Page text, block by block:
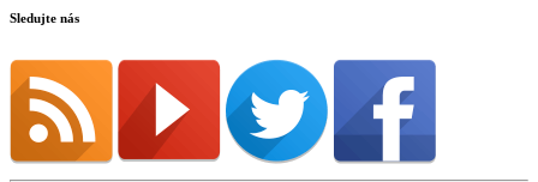
Sledujte nás